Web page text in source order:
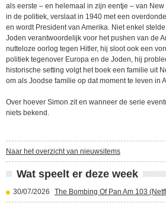
als eerste – en helemaal in zijn eentje – van
in de politiek, verslaat in 1940 met een
en wordt President van Amerika. Niet enkel
Joden verantwoordelijk voor het pushen van de
nutteloze oorlog tegen Hitler, hij sloot ook een
politiek tegenover Europa en de Joden, hij
historische setting volgt het boek een familie uit
om als Joodse familie op dat moment te leven in
Over hoever Simon zit en wanneer de serie
niets bekend.
Naar het overzicht van nieuwsitems
Wat speelt er deze week
30/07/2026 The Bombing Of Pan Am 103